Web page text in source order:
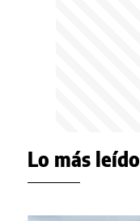
Lo más leído